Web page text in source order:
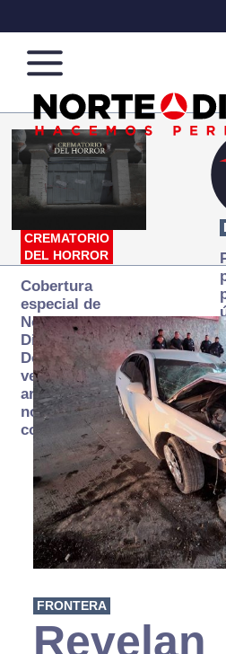
Norte
de
Ciudad
Más
que
noticias,
hacemos periodismo
CREMATORIO
DEL HORROR
Cobertura
especial de
Norte
Digital:
Donde la
verdad
arde… pero
no se
consume
FRONTERA
Revelan